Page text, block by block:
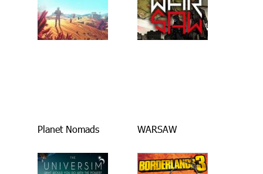
Planet Nomads WARSAW